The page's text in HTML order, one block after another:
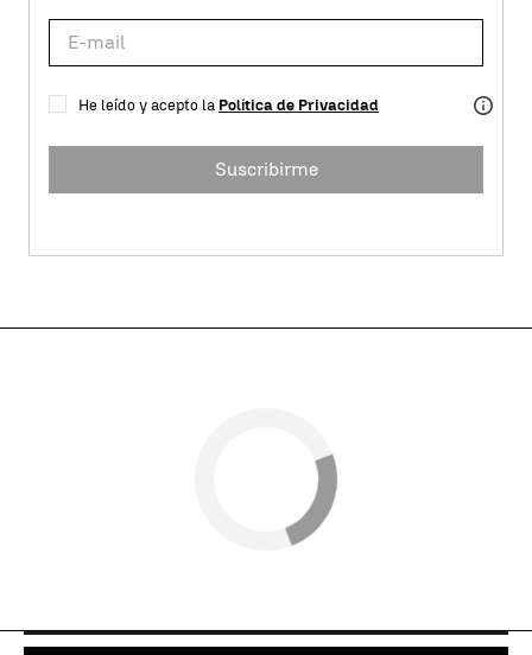
He leído y acepto la Política de Privacidad
Suscribirme